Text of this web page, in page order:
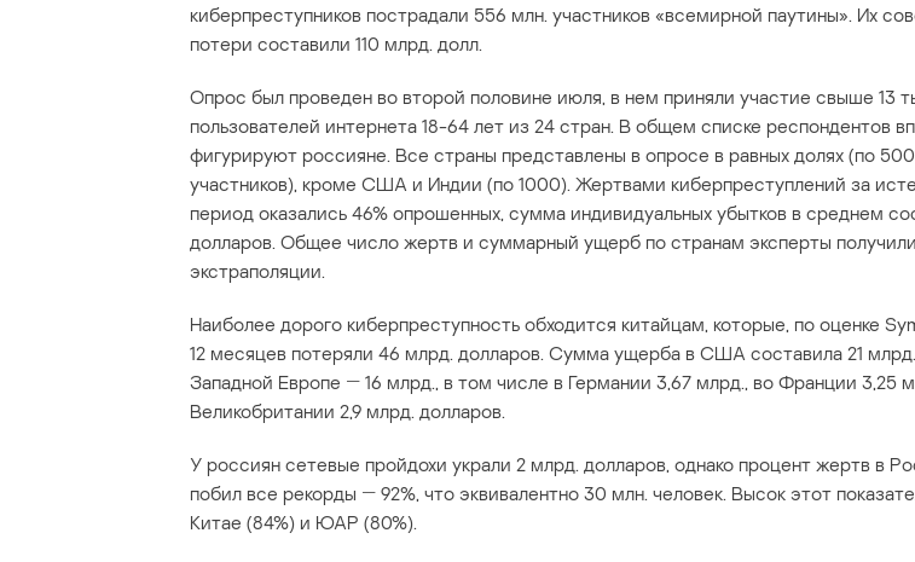
киберпреступников пострадали 556 млн. участников «всемирной паутины». Их
потери составили 110 млрд. долл.
Опрос был проведен во второй половине июля, в нем приняли участие свыше 13
пользователей интернета 18-64 лет из 24 стран. В общем списке респондентов
фигурируют россияне. Все страны представлены в опросе в равных долях (по 500
участников), кроме США и Индии (по 1000). Жертвами киберпреступлений за
период оказались 46% опрошенных, сумма индивидуальных убытков в среднем
долларов. Общее число жертв и суммарный ущерб по странам эксперты
экстраполяции.
Наиболее дорого киберпреступность обходится китайцам, которые, по оценке
12 месяцев потеряли 46 млрд. долларов. Сумма ущерба в США составила 21
Западной Европе ― 16 млрд., в том числе в Германии 3,67 млрд., во Франции 3,25
Великобритании 2,9 млрд. долларов.
У россиян сетевые пройдохи украли 2 млрд. долларов, однако процент жертв в
побил все рекорды ― 92%, что эквивалентно 30 млн. человек. Высок этот
Китае (84%) и ЮАР (80%).